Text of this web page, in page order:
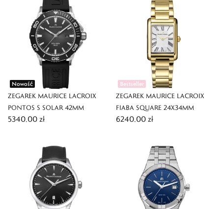
Nowość
ZEGAREK MAURICE LACROIX
PONTOS S SOLAR 42MM
5340,00 zł
Bestseller
ZEGAREK MAURICE LACROIX
FIABA SQUARE 24X34MM
6240,00 zł